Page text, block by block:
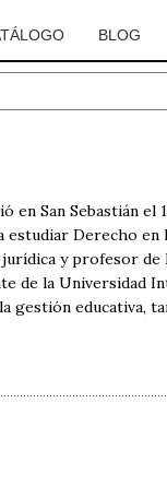
BLOG
en San Sebastián
estudiar Derecho
y profesor de
de la Universidad
gestión educativa,